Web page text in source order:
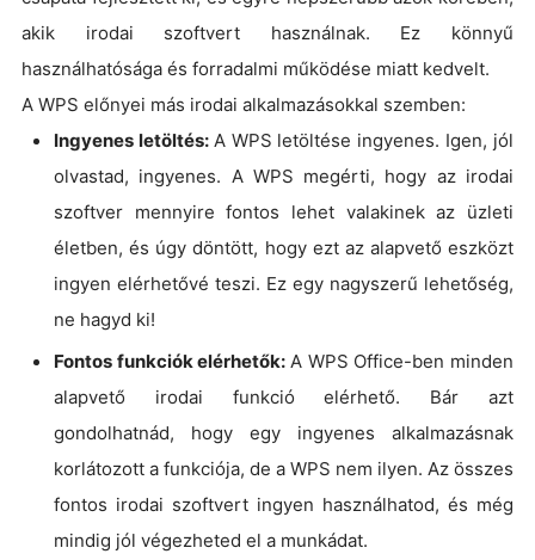
akik irodai szoftvert használnak. Ez könnyű
használhatósága és forradalmi működése miatt kedvelt.
A WPS előnyei más irodai alkalmazásokkal szemben:
Ingyenes letöltés: A WPS letöltése ingyenes. Igen, jól
olvastad, ingyenes. A WPS megérti, hogy az irodai
szoftver mennyire fontos lehet valakinek az üzleti
életben, és úgy döntött, hogy ezt az alapvető eszközt
ingyen elérhetővé teszi. Ez egy nagyszerű lehetőség,
ne hagyd ki!
Fontos funkciók elérhetők: A WPS Office-ben minden
alapvető irodai funkció elérhető. Bár azt
gondolhatnád, hogy egy ingyenes alkalmazásnak
korlátozott a funkciója, de a WPS nem ilyen. Az összes
fontos irodai szoftvert ingyen használhatod, és még
mindig jól végezheted el a munkádat.